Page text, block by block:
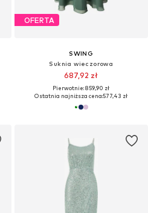
OFERTA
SWING
Suknia wieczorowa
687,92 zł
Pierwotnie: 859,90 zł
Ostatnia najniższa cena:577,43 zł